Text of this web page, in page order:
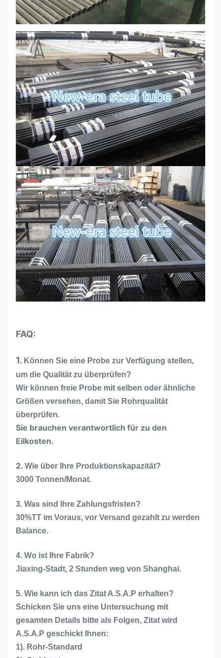
FAQ:
1. Können Sie eine Probe zur Verfügung stellen,
um die Qualität zu überprüfen?
Wir können freie Probe mit selben oder ähnliche
Größen versehen, damit Sie Rohrqualität
überprüfen.
Sie brauchen verantwortlich für zu den
Eilkosten.
2. Wie über Ihre Produktionskapazität?
3000 Tonnen/Monat.
3. Was sind Ihre Zahlungsfristen?
30%TT im Voraus, vor Versand gezahlt zu werden
Balance.
4. Wo ist Ihre Fabrik?
Jiaxing-Stadt, 2 Stunden weg von Shanghai.
5. Wie kann ich das Zitat A.S.A.P erhalten?
Schicken Sie uns eine Untersuchung mit
gesamten Details bitte als Folgen, Zitat wird
A.S.A.P geschickt Ihnen:
1). Rohr-Standard